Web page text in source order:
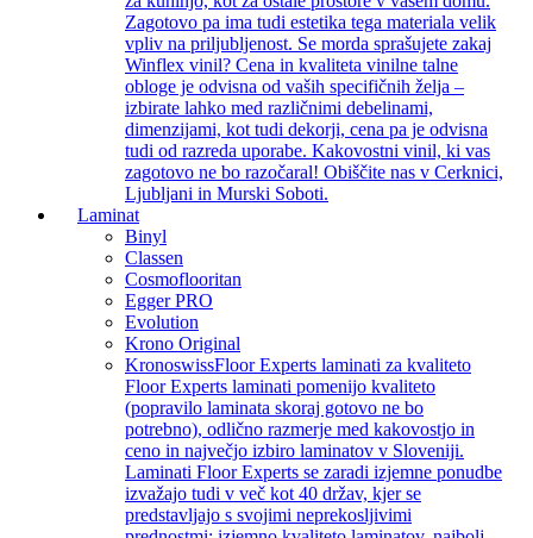
Zagotovo pa ima tudi estetika tega materiala velik
vpliv na priljubljenost. Se morda sprašujete zakaj
Winflex vinil? Cena in kvaliteta vinilne talne
obloge je odvisna od vaših specifičnih želja –
izbirate lahko med različnimi debelinami,
dimenzijami, kot tudi dekorji, cena pa je odvisna
tudi od razreda uporabe. Kakovostni vinil, ki vas
zagotovo ne bo razočaral! Obiščite nas v Cerknici,
Ljubljani in Murski Soboti.
Laminat
Binyl
Classen
Cosmoflooritan
Egger PRO
Evolution
Krono Original
KronoswissFloor Experts laminati za kvaliteto
Floor Experts laminati pomenijo kvaliteto
(popravilo laminata skoraj gotovo ne bo
potrebno), odlično razmerje med kakovostjo in
ceno in največjo izbiro laminatov v Sloveniji.
Laminati Floor Experts se zaradi izjemne ponudbe
izvažajo tudi v več kot 40 držav, kjer se
predstavljajo s svojimi neprekosljivimi